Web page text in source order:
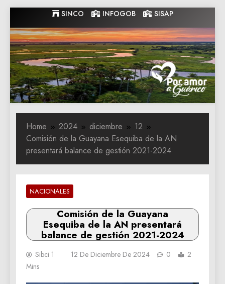
to
content
SINCO INFOGOB SISAP
Gobernacion
de Guarico
Gobernacion de Guarico
Home 2024 diciembre
12
Comisión de la Guayana Esequiba de la AN
presentará balance de gestión 2021-2024
NACIONALES
Comisión de la Guayana
Esequiba de la AN presentará
balance de gestión 2021-2024
Sibci 1 12 De Diciembre De 2024 0
2
Mins